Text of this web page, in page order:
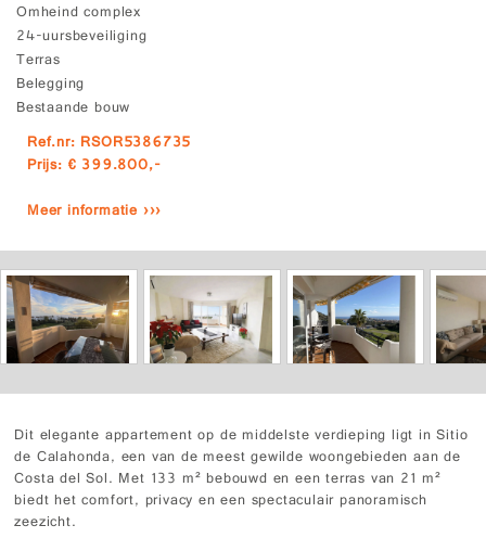
Omheind complex
24-uursbeveiliging
Terras
Belegging
Bestaande bouw
Ref.nr: RSOR5386735
Prijs: € 399.800,-
Meer informatie ›››
Dit elegante appartement op de middelste verdieping ligt in Sitio
de Calahonda, een van de meest gewilde woongebieden aan de
Costa del Sol. Met 133 m² bebouwd en een terras van 21 m²
biedt het comfort, privacy en een spectaculair panoramisch
zeezicht.